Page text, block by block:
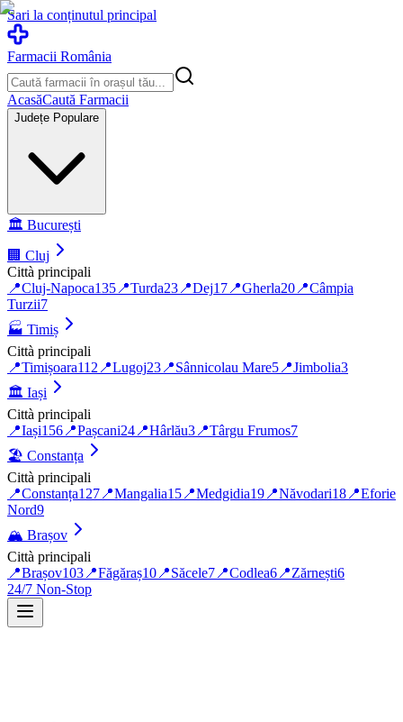
Sari la conținutul principal
Farmacii România
AcasăCaută Farmacii
Județe Populare
🏛️ București
🏢 Cluj
Città principali
📍Cluj-Napoca135 📍Turda23 📍Dej17 📍Gherla20 📍Câmpia
Turzii7
🏭 Timiș
Città principali
📍Timișoara112 📍Lugoj23 📍Sânnicolau Mare5 📍Jimbolia3
🏛️ Iași
Città principali
📍Iași156 📍Pașcani24 📍Hârlău3 📍Târgu Frumos7
🏖️ Constanța
Città principali
📍Constanța127 📍Mangalia15 📍Medgidia19 📍Năvodari18 📍Eforie
Nord9
🏔️ Brașov
Città principali
📍Brașov103 📍Făgăraș10 📍Săcele7 📍Codlea6 📍Zărnești6
24/7 Non-Stop